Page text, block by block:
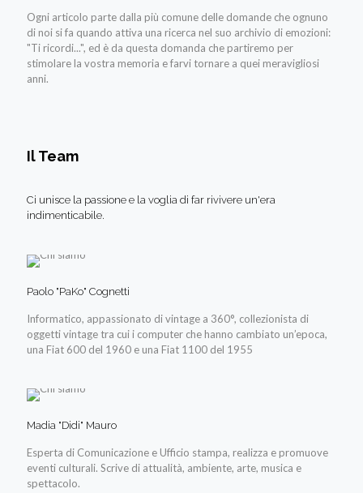
Ogni articolo parte dalla più comune delle domande che ognuno
di noi si fa quando attiva una ricerca nel suo archivio di emozioni:
"Ti ricordi...", ed è da questa domanda che partiremo per
stimolare la vostra memoria e farvi tornare a quei meravigliosi
anni.
Il Team
Ci unisce la passione e la voglia di far rivivere un'era
indimenticabile.
Paolo "PaKo" Cognetti
Informatico, appassionato di vintage a 360°, collezionista di
oggetti vintage tra cui i computer che hanno cambiato un’epoca,
una Fiat 600 del 1960 e una Fiat 1100 del 1955
Madia "Didi" Mauro
Esperta di Comunicazione e Ufficio stampa, realizza e promuove
eventi culturali. Scrive di attualità, ambiente, arte, musica e
spettacolo.